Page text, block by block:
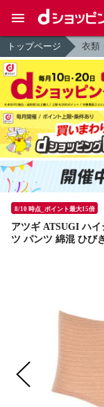
トップページ 衣類
8/10 時点_ポイント最大15倍
アツギ ATSUGI ハ
ツ パンツ 綿混 ひび